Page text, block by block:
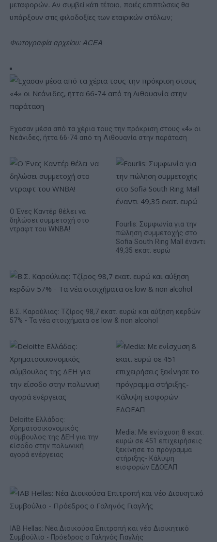
μεταφορών. Αν συμβεί κάτι τέτοιο, ποιές επιπτώσεις θα
υπάρξουν στις φιλοδοξίες των εταιρικών στόλων;
Φωτογραφία αρχείου: ACEA
Έχασαν μέσα από τα χέρια τους την πρόκριση στους «4» οι
Νεάνιδες, ήττα 66-74 από τη Λιθουανία στην παράταση
Ο Ένες Καντέρ θέλει να
δηλώσει συμμετοχή στο
ντραφτ του WNBA!
Fourlis: Συμφωνία για την
πώληση συμμετοχής στο
Sofia South Ring Mall έναντι
49,35 εκατ. ευρώ
Β.Σ. Καρούλιας: Τζίρος 98,7 εκατ. ευρώ και αύξηση κερδών
57% - Τα νέα στοιχήματα σε low & non alcohol
Deloitte Ελλάδος:
Χρηματοοικονομικός
σύμβουλος της ΔΕΗ για την
είσοδο στην πολωνική
αγορά ενέργειας
Media: Με ενίσχυση 8 εκατ.
ευρώ σε 451 επιχειρήσεις
ξεκίνησε το πρόγραμμα
στήριξης- Κάλυψη
εισφορών ΕΔΟΕΑΠ
IAB Hellas: Νέα Διοικούσα Επιτροπή και νέο Διοικητικό
Συμβούλιο - Πρόεδρος ο Γαληνός Γιαγλής